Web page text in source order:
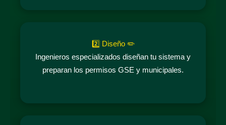
2️⃣ Diseño ✏️
Ingenieros especializados diseñan tu sistema y
preparan los permisos GSE y municipales.